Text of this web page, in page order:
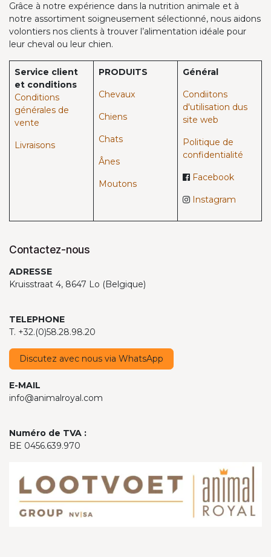
Grâce à notre expérience dans la nutrition animale et à
notre assortiment soigneusement sélectionné, nous aidons
volontiers nos clients à trouver l’alimentation idéale pour
leur cheval ou leur chien.
Service client
et conditions
Conditions
générales de
vente
Livraisons
PRODUITS
Chevaux​
Chiens
Chats
Ânes
Moutons
Général
Condiitons
d'utilisation dus
site web
Politique de
confidentialité
Facebook
Instagram
Contactez-nous
ADRESSE
Kruisstraat 4, 8647 Lo (Belgique)
TELEPHONE
T. +32.(0)58.28.98.20
Discutez avec nous via WhatsApp
E-MAIL
info@animalroyal.com
Numéro de TVA :
BE 0456.639.970